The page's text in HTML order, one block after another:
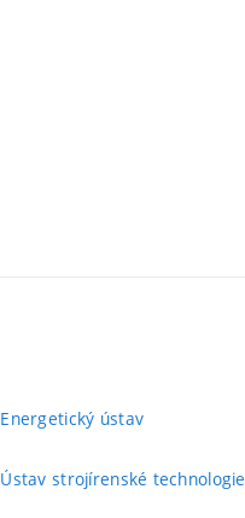
Energetický ústav
Ústav strojírenské technologie